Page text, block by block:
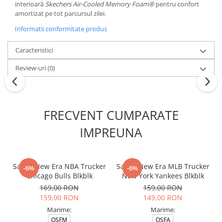
interioară Skechers Air-Cooled Memory Foam®pentru confort
amortizat pe tot parcursul zilei.
Informatii conformitate produs
Caracteristici
Review-uri(0)
FRECVENT CUMPARATE
IMPREUNA
-6%
Sapca New Era NBA Trucker
Chicago Bulls Blkblk
169,00 RON
159,00 RON
Marime:
OSFM
-6%
Sapca New Era MLB Trucker
New York Yankees Blkblk
159,00 RON
149,00 RON
Marime:
OSFA